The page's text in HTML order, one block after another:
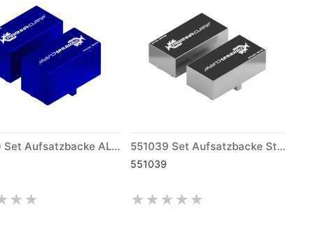
551019 Set Aufsatzbacke ALU L (170) 551039 Set Aufsatzbacke Stahl weich S (170)
551039